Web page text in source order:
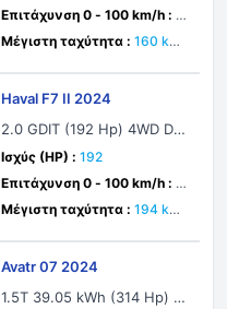
Επιτάχυνση 0 - 100 km/h : 1
0.7 δευτ.
Μέγιστη ταχύτητα : 160 km/
Haval F7 II 2024
2.0 GDIT (192 Hp) 4WD DC
T
Ισχύς (HP) : 192
Επιτάχυνση 0 - 100 km/h : 9.
4 δευτ.
Μέγιστη ταχύτητα : 194 km/
Avatr 07 2024
1.5T 39.05 kWh (314 Hp) RE